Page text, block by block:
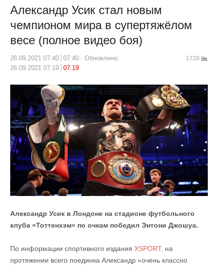
Александр Усик стал новым
чемпионом мира в супертяжёлом
весе (полное видео боя)
26.09.2021 07:40 07:40
Обновлено:
26.09.2021 07:19
07:19
1720
Александр Усик в Лондоне на стадионе футбольного
клуба «Тоттенхэм» по очкам победил Энтони Джошуа.
По информации спортивного издания XSPORT, на
протяжении всего поединка Александр «очень классно